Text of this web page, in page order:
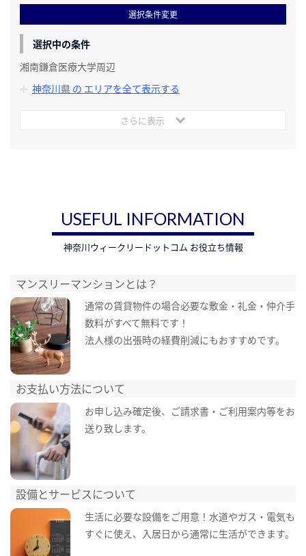
選択条件変更
選択中の条件
湘南鎌倉医療大学周辺
神奈川県 の エリアを全て表示する
さらに表示
USEFUL INFORMATION
神奈川ウィークリードットコム お役立ち情報
マンスリーマンションとは？
通常の賃貸物件の場合必要な敷金・礼金・仲介手
数料がすべて無料です！
法人様の出張時の経費削減にもおすすめです。
お支払い方法について
お申し込み確定後、ご請求書・ご利用案内等をお
送り致します。
設備とサービスについて
生活に必要な設備をご用意！水道やガス・電気も
すぐに使え、入居日から通常に生活ができます。